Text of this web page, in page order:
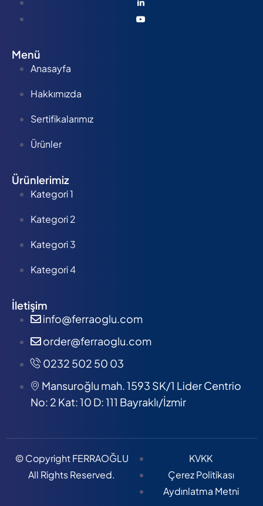
Menü
Anasayfa
Hakkımızda
Sertifikalarımız
Ürünler
Ürünlerimiz
Kategori 1
Kategori 2
Kategori 3
Kategori 4
İletişim
info@ferraoglu.com
order@ferraoglu.com
0232 502 50 03
Mansuroğlu mah. 1593 SK/1 Lider Centrio
No: 2 Kat: 10 D: 111 Bayraklı/İzmir
© Copyright FERRAOĞLU
All Rights Reserved.
KVKK
Çerez Politikası
Aydınlatma Metni